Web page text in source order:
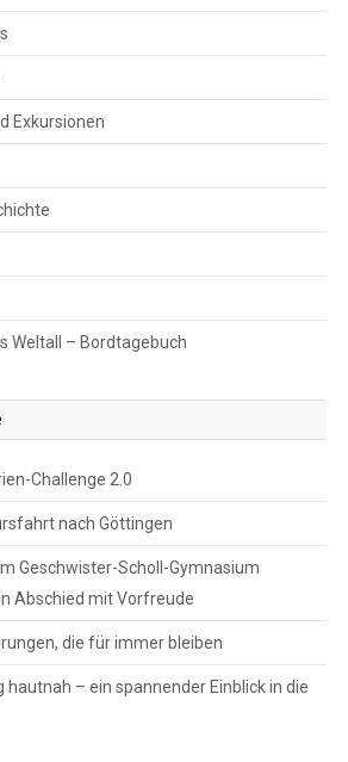
Exkursionen
Weltall – Bordtagebuch
Challenge 2.0
nach Göttingen
Geschwister-Scholl-Gymnasium
Abschied mit Vorfreude
die für immer bleiben
– ein spannender Einblick in die